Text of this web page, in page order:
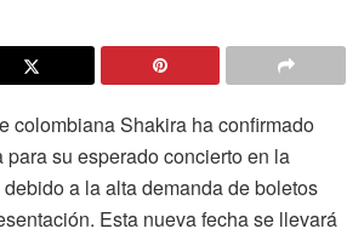
colombiana Shakira ha confirmado
para su esperado concierto en la
a la alta demanda de boletos
Esta nueva fecha se llevará